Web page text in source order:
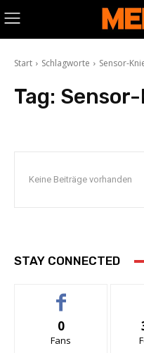
Start Schlagworte Sensor-
Tag:
Keine Beiträge vorhanden
STAY CONNECTED
0
Fans